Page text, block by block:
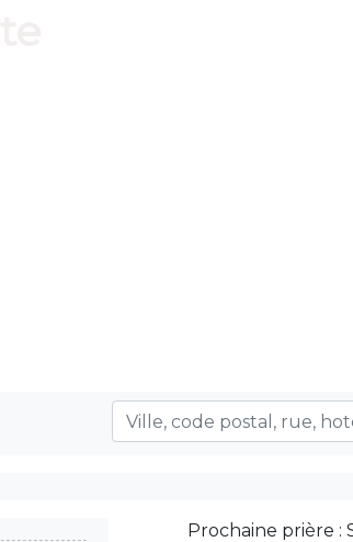
Prochaine prière :